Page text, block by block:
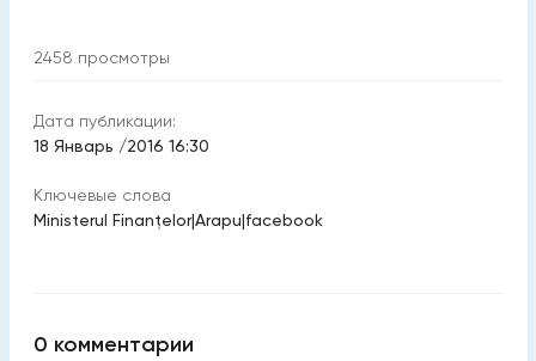
2458 просмотры
Дата публикации:
18 Январь /2016 16:30
Ключевые слова
Ministerul Finanţelor|Arapu|facebook
0 комментарии